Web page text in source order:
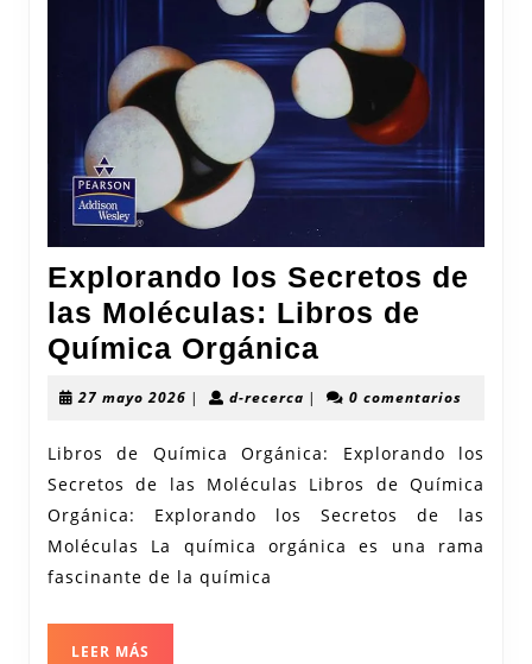
Explorando los Secretos de
las Moléculas: Libros de
Química Orgánica
los
de
las
Moléculas:
Libros
27 mayo 2026 27| d-recercad-| 0 comentarios
Libros de Química Orgánica: Explorando los
Secretos de las Moléculas Libros de Química
Orgánica: Explorando los Secretos de las
Moléculas La química orgánica es una rama
fascinante de la química
LEER MÁS